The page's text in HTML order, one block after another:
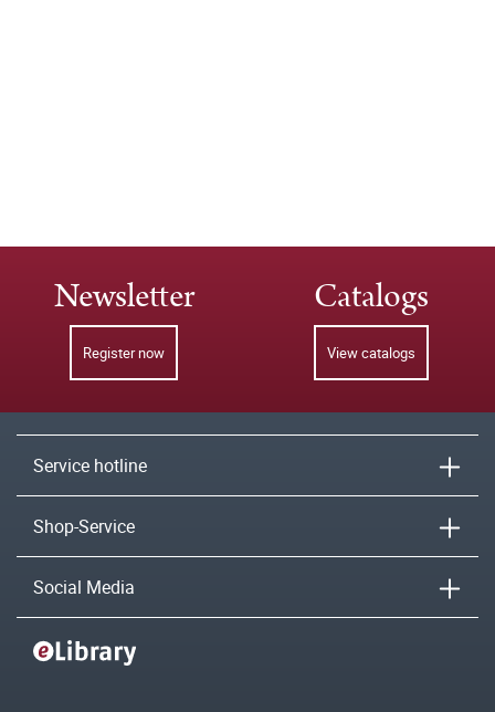
Newsletter
Register now
Catalogs
View catalogs
Service hotline
Shop-Service
Social Media